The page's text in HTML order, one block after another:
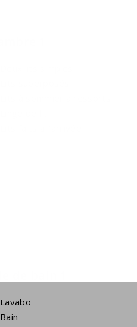
Lavabo
Bain